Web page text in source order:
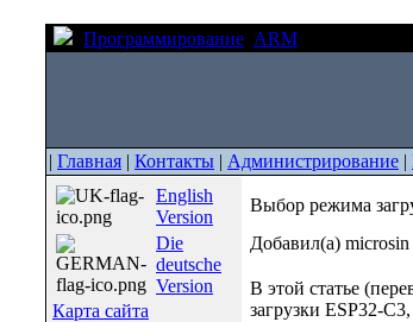
Программирование ARM
| Главная | Контакты | Администрирование |
English
Version
Die
deutsche
Version
Карта сайта
Выбор режима
Добавил(а) microsin
В этой статье
загрузки ESP32-